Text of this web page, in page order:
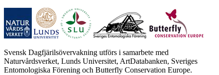
Svensk Dagfjärilsövervakning utförs i samarbete med
Naturvårdsverket, Lunds Universitet, ArtDatabanken, Sveriges
Entomologiska Förening och Butterfly Conservation Europe.